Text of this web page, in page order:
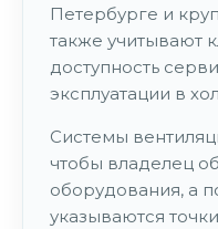
Петербурге и
также учитывают
доступность
эксплуатации в
Системы
чтобы владелец
оборудования, а
указываются